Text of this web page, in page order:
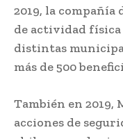
2019, la compañía
de actividad
distintas
más de 500
También en 2019,
acciones de